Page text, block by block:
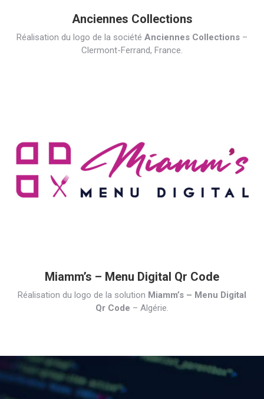
Anciennes Collections
Réalisation du logo de la société Anciennes Collections –
Clermont-Ferrand, France.
Miamm’s – Menu Digital Qr Code
Réalisation du logo de la solution Miamm’s – Menu Digital
Qr Code – Algérie.